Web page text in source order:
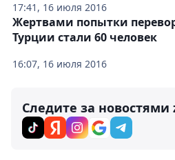
17:41, 16 июля 2016
16:07, 16 июля 2016
Жертвами попытки
Турции стали 60 человек
Следите за новостями